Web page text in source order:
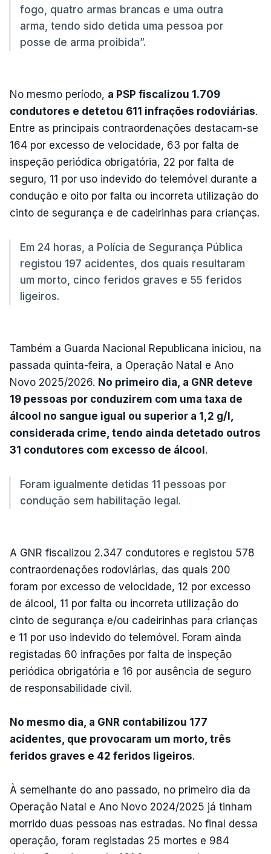
fogo, quatro armas brancas e uma outra
arma, tendo sido detida uma pessoa por
posse de arma proibida”.
No mesmo período, a PSP fiscalizou 1.709
condutores e detetou 611 infrações rodoviárias.
Entre as principais contraordenações destacam-se
164 por excesso de velocidade, 63 por falta de
inspeção periódica obrigatória, 22 por falta de
seguro, 11 por uso indevido do telemóvel durante a
condução e oito por falta ou incorreta utilização do
cinto de segurança e de cadeirinhas para crianças.
Em 24 horas, a Polícia de Segurança Pública
registou 197 acidentes, dos quais resultaram
um morto, cinco feridos graves e 55 feridos
ligeiros.
Também a Guarda Nacional Republicana iniciou, na
passada quinta-feira, a Operação Natal e Ano
Novo 2025/2026. No primeiro dia, a GNR deteve
19 pessoas por conduzirem com uma taxa de
álcool no sangue igual ou superior a 1,2 g/l,
considerada crime, tendo ainda detetado outros
31 condutores com excesso de álcool.
Foram igualmente detidas 11 pessoas por
condução sem habilitação legal.
A GNR fiscalizou 2.347 condutores e registou 578
contraordenações rodoviárias, das quais 200
foram por excesso de velocidade, 12 por excesso
de álcool, 11 por falta ou incorreta utilização do
cinto de segurança e/ou cadeirinhas para crianças
e 11 por uso indevido do telemóvel. Foram ainda
registadas 60 infrações por falta de inspeção
periódica obrigatória e 16 por ausência de seguro
de responsabilidade civil.
No mesmo dia, a GNR contabilizou 177
acidentes, que provocaram um morto, três
feridos graves e 42 feridos ligeiros.
À semelhante do ano passado, no primeiro dia da
Operação Natal e Ano Novo 2024/2025 já tinham
morrido duas pessoas nas estradas. No final dessa
operação, foram registadas 25 mortes e 984